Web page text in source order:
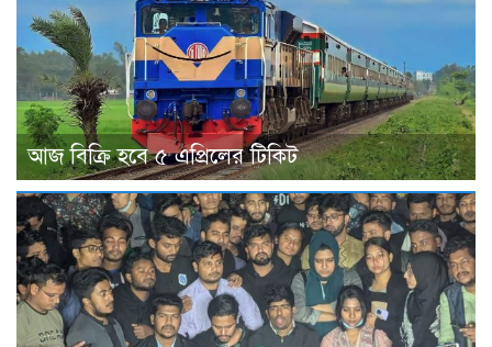
আজ বিক্রি হবে ৫ এপ্রিলের টিকিট